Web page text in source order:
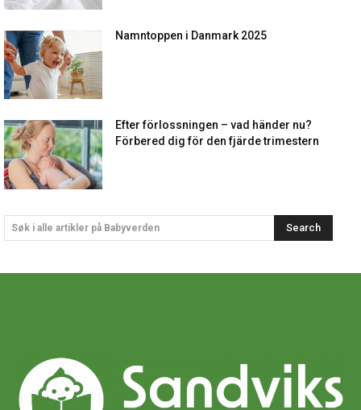
Namntoppen i Danmark 2025
Efter förlossningen – vad händer nu?
Förbered dig för den fjärde trimestern
Søk i alle artikler på Babyverden Search